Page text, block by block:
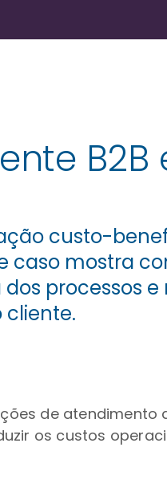
B2B
custo-
caso mostra
processos e
de atendimento
os custos